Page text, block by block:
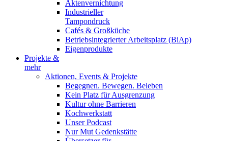
Aktenvernichtung
Industrieller
Tampondruck
Cafés & Großküche
Betriebsintegrierter Arbeitsplatz (BiAp)
Eigenprodukte
Projekte &
mehr
Aktionen, Events & Projekte
Begegnen. Bewegen. Beleben
Kein Platz für Ausgrenzung
Kultur ohne Barrieren
Kochwerkstatt
Unser Podcast
Nur Mut Gedenkstätte